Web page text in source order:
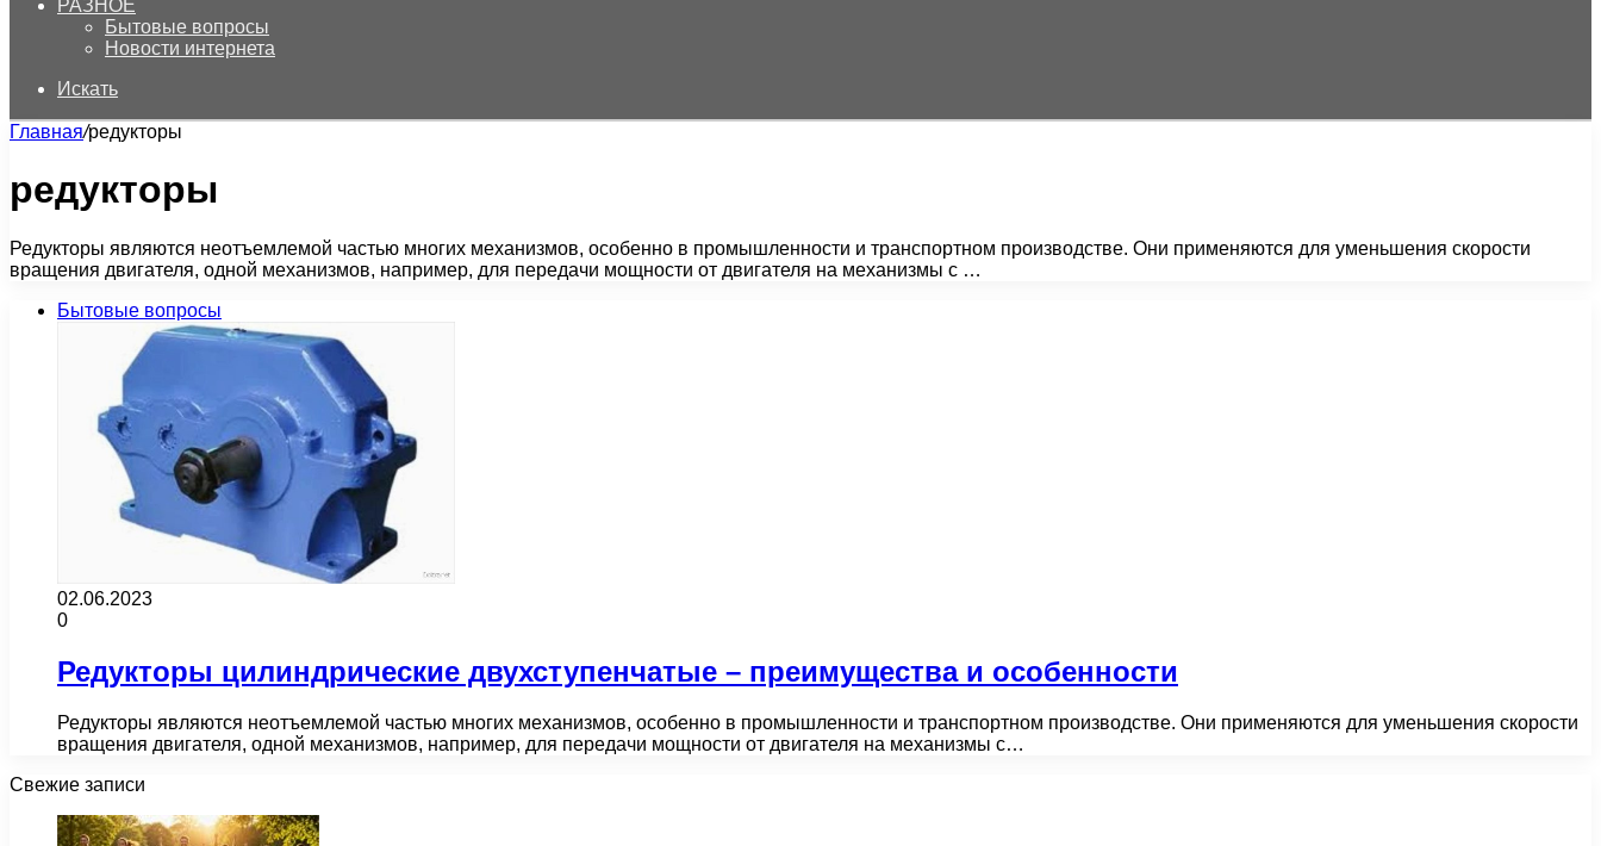
РАЗНОЕ
Бытовые вопросы
Новости интернета
Искать
Главная/редукторы
редукторы
Редукторы являются неотъемлемой частью многих механизмов, особенно в промышленности и транспортном производстве. Они применяются для уменьшения скорости
вращения двигателя, одной механизмов, например, для передачи мощности от двигателя на механизмы с …
Бытовые вопросы
02.06.2023
0
Редукторы цилиндрические двухступенчатые – преимущества и особенности
Редукторы являются неотъемлемой частью многих механизмов, особенно в промышленности и транспортном производстве. Они применяются для уменьшения скорости
вращения двигателя, одной механизмов, например, для передачи мощности от двигателя на механизмы с…
Свежие записи